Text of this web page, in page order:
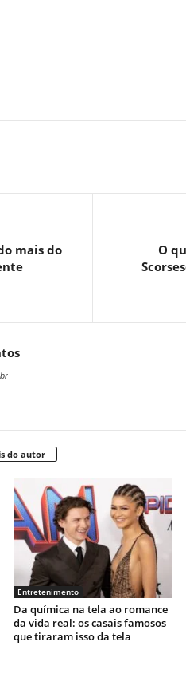
mais do
O
do autor
Entretenimento
Da química na tela ao romance
da vida real: os casais famosos
que tiraram isso da tela